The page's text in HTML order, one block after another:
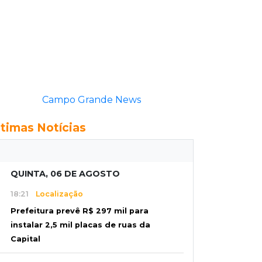
Campo Grande News
Notícias
QUINTA, 06 DE AGOSTO
18:21 Localização
Prefeitura prevê R$ 297 mil para
instalar 2,5 mil placas de ruas da
Capital